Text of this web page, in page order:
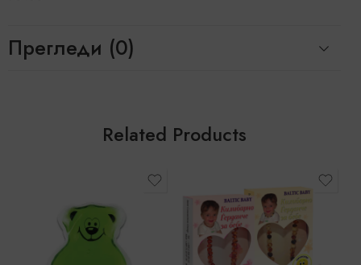
Прегледи (0)
Related Products